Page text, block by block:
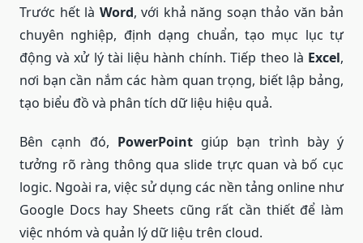
Trước hết là Word, với khả năng soạn thảo văn bản
chuyên nghiệp, định dạng chuẩn, tạo mục lục tự
động và xử lý tài liệu hành chính. Tiếp theo là Excel,
nơi bạn cần nắm các hàm quan trọng, biết lập bảng,
tạo biểu đồ và phân tích dữ liệu hiệu quả.
Bên cạnh đó, PowerPointgiúp bạn trình bày ý
tưởng rõ ràng thông qua slide trực quan và bố cục
logic. Ngoài ra, việc sử dụng các nền tảng online như
Google Docs hay Sheets cũng rất cần thiết để làm
việc nhóm và quản lý dữ liệu trên cloud.